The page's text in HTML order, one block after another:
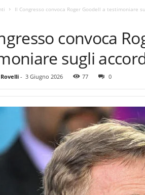
Il Congresso convoca Roger Goodell a testimoniare
convoca
sugli
- 3 Giugno 2026 77 0